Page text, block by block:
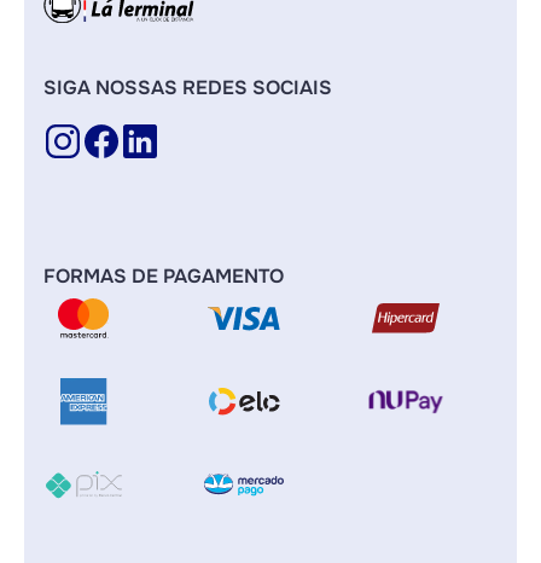
SIGA NOSSAS REDES SOCIAIS
FORMAS DE PAGAMENTO